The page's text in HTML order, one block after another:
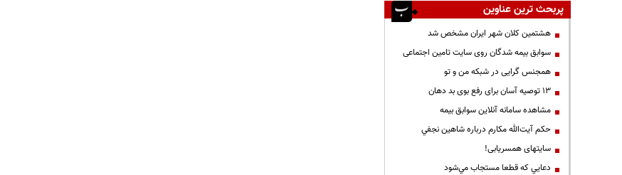
پربحث ترین عناوین
هشتمین کلان شهر ایران مشخص شد
سوابق بیمه شدگان روی سایت تامین اجتماعی
همجنس گرایی در شبکه من و تو
13 توصیه آسان برای رفع بوی بد دهان
مشاهده سامانه آنلاين سوابق بیمه
حكم آيت‌الله مكارم درباره شاهين نجفي
سایتهای همسریابی!
دعايي كه قطعا مستجاب مي‌شود